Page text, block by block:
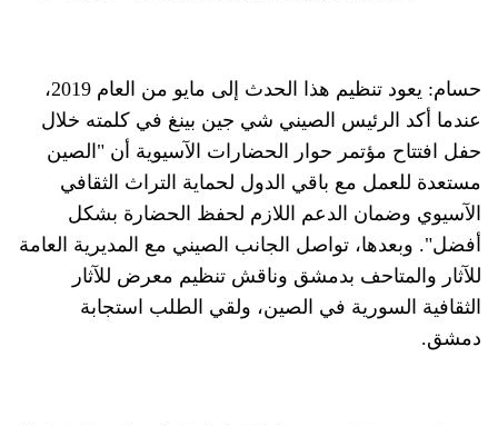
حسام: يعود تنظيم هذا الحدث إلى مايو من العام 2019،
عندما أكد الرئيس الصيني شي جين بينغ في كلمته خلال
حفل افتتاح مؤتمر حوار الحضارات الآسيوية أن "الصين
مستعدة للعمل مع باقي الدول لحماية التراث الثقافي
الآسيوي وضمان الدعم اللازم لحفظ الحضارة بشكل
أفضل". وبعدها، تواصل الجانب الصيني مع المديرية العامة
للآثار والمتاحف بدمشق وناقش تنظيم معرض للآثار
الثقافية السورية في الصين، ولقي الطلب استجابة
دمشق.